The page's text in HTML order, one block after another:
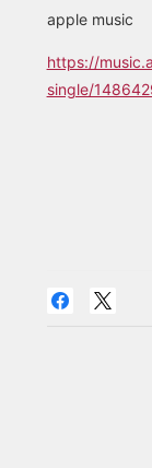
apple music
https://
single/